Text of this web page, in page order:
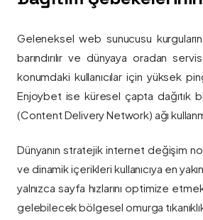
Geleneksel web sunucusu
barındırılır ve dünyaya oradan
konumdaki kullanıcılar için yüksek
Enjoybet ise küresel çapta dağıtık
(Content Delivery Network) ağı
Dünyanın stratejik internet değişim
ve dinamik içerikleri kullanıcıya en
yalnızca sayfa hızlarını optimize
gelebilecek bölgesel omurga